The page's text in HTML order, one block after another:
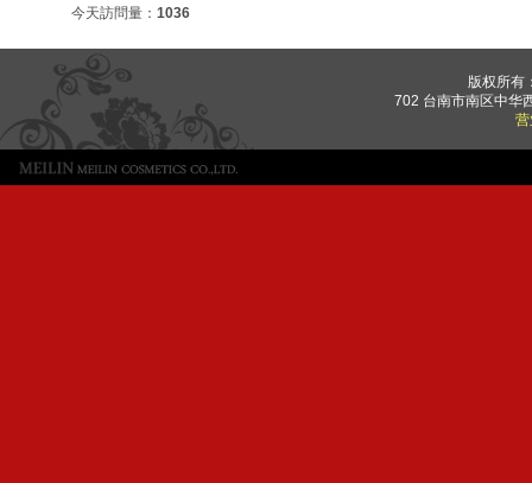
今天訪問量： 1036
版权所有
702 台南市南区中华